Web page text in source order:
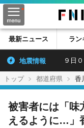
最新ニュース ラ
地震情報 ９日０
トップ 都道府県 香
被害者には「味
えるように…」